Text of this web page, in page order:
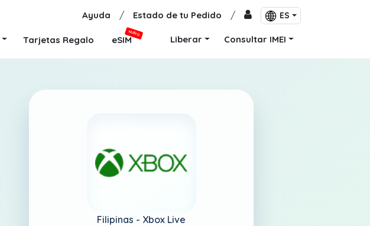
Ayuda / Estado de tu Pedido / ES
Tarjetas Regalo eSIM
NUEVO
Liberar Consultar IMEI
Filipinas - Xbox Live